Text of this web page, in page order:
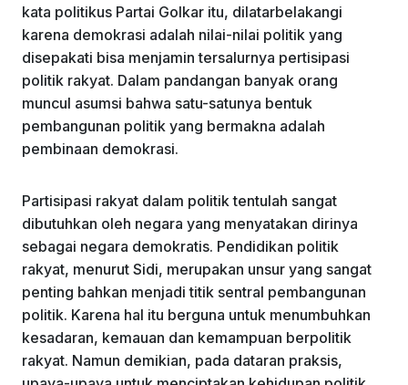
kata politikus Partai Golkar itu, dilatarbelakangi
karena demokrasi adalah nilai-nilai politik yang
disepakati bisa menjamin tersalurnya pertisipasi
politik rakyat. Dalam pandangan banyak orang
muncul asumsi bahwa satu-satunya bentuk
pembangunan politik yang bermakna adalah
pembinaan demokrasi.
Partisipasi rakyat dalam politik tentulah sangat
dibutuhkan oleh negara yang menyatakan dirinya
sebagai negara demokratis. Pendidikan politik
rakyat, menurut Sidi, merupakan unsur yang sangat
penting bahkan menjadi titik sentral pembangunan
politik. Karena hal itu berguna untuk menumbuhkan
kesadaran, kemauan dan kemampuan berpolitik
rakyat. Namun demikian, pada dataran praksis,